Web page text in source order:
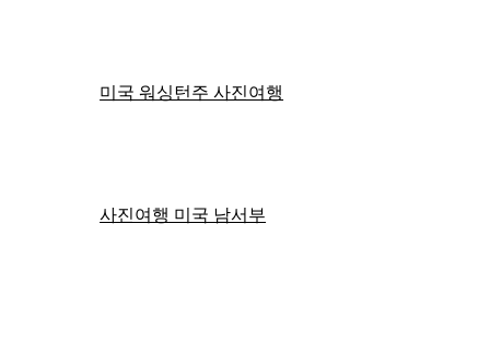
​미국 워싱턴주 사진여행
사진여행 미국 남서부